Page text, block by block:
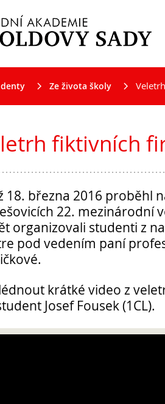
Ze života školy
fiktivních
18. března 2016 proběhl
22. mezinárodní
organizovali studenti z
pod vedením paní
krátké video z
Josef Fousek (1CL).